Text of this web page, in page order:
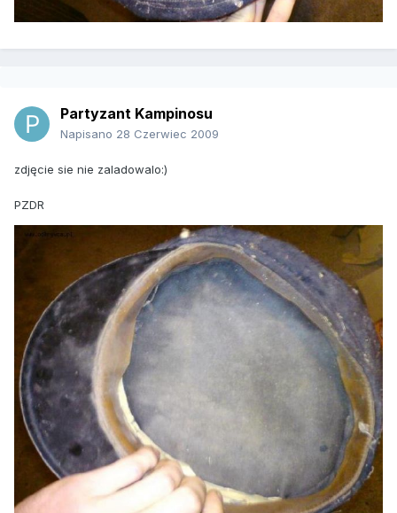
Partyzant Kampinosu
Napisano 28 Czerwiec 2009
zdjęcie sie nie zaladowalo:)
PZDR